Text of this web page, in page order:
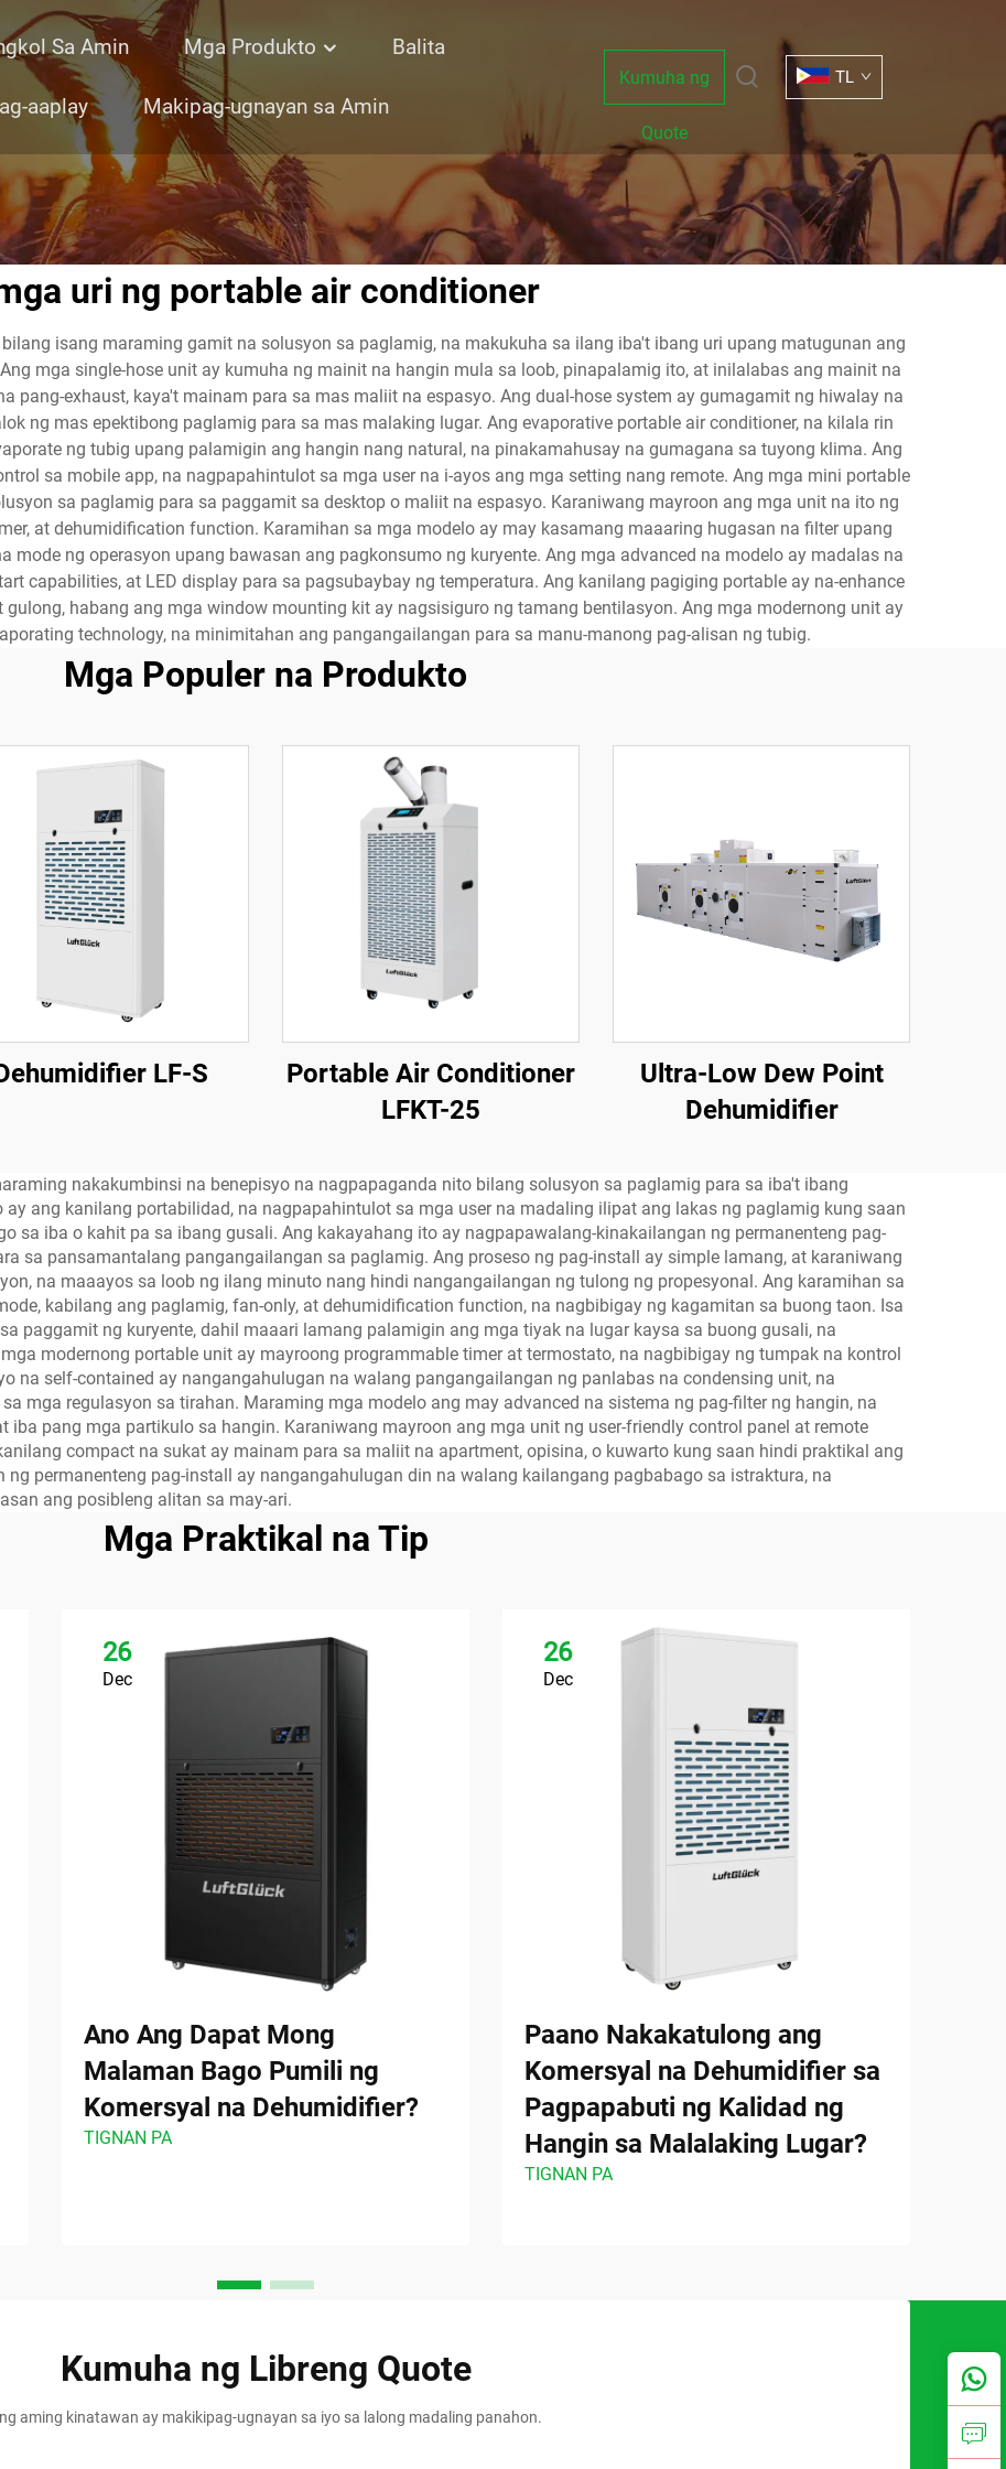
Sa Amin Mga Produkto Balita
aaplay Makipag-ugnayan sa Amin
Kumuha ng
Quote
TL
uri ng portable air conditioner
isang maraming gamit na solusyon sa paglamig, na makukuha sa ilang iba't ibang uri upang matugunan ang
mga single-hose unit ay kumuha ng mainit na hangin mula sa loob, pinapalamig ito, at inilalabas ang mainit na
pang-exhaust, kaya't mainam para sa mas maliit na espasyo. Ang dual-hose system ay gumagamit ng hiwalay na
ng mas epektibong paglamig para sa mas malaking lugar. Ang evaporative portable air conditioner, na kilala rin
ng tubig upang palamigin ang hangin nang natural, na pinakamahusay na gumagana sa tuyong klima. Ang
sa mobile app, na nagpapahintulot sa mga user na i-ayos ang mga setting nang remote. Ang mga mini portable
sa paglamig para sa paggamit sa desktop o maliit na espasyo. Karaniwang mayroon ang mga unit na ito ng
at dehumidification function. Karamihan sa mga modelo ay may kasamang maaaring hugasan na filter upang
ng operasyon upang bawasan ang pagkonsumo ng kuryente. Ang mga advanced na modelo ay madalas na
capabilities, at LED display para sa pagsubaybay ng temperatura. Ang kanilang pagiging portable ay na-enhance
habang ang mga window mounting kit ay nagsisiguro ng tamang bentilasyon. Ang mga modernong unit ay
technology, na minimitahan ang pangangailangan para sa manu-manong pag-alisan ng tubig.
Mga Populer na Produkto
LF-S
Portable Air Conditioner
LFKT-25
Ultra-Low Dew Point
Dehumidifier
nakakumbinsi na benepisyo na nagpapaganda nito bilang solusyon sa paglamig para sa iba't ibang
ang kanilang portabilidad, na nagpapahintulot sa mga user na madaling ilipat ang lakas ng paglamig kung saan
sa iba o kahit pa sa ibang gusali. Ang kakayahang ito ay nagpapawalang-kinakailangan ng permanenteng pag-
sa pansamantalang pangangailangan sa paglamig. Ang proseso ng pag-install ay simple lamang, at karaniwang
na maaayos sa loob ng ilang minuto nang hindi nangangailangan ng tulong ng propesyonal. Ang karamihan sa
kabilang ang paglamig, fan-only, at dehumidification function, na nagbibigay ng kagamitan sa buong taon. Isa
paggamit ng kuryente, dahil maaari lamang palamigin ang mga tiyak na lugar kaysa sa buong gusali, na
modernong portable unit ay mayroong programmable timer at termostato, na nagbibigay ng tumpak na kontrol
na self-contained ay nangangahulugan na walang pangangailangan ng panlabas na condensing unit, na
mga regulasyon sa tirahan. Maraming mga modelo ang may advanced na sistema ng pag-filter ng hangin, na
iba pang mga partikulo sa hangin. Karaniwang mayroon ang mga unit ng user-friendly control panel at remote
compact na sukat ay mainam para sa maliit na apartment, opisina, o kuwarto kung saan hindi praktikal ang
permanenteng pag-install ay nangangahulugan din na walang kailangang pagbabago sa istraktura, na
ang posibleng alitan sa may-ari.
Mga Praktikal na Tip
26
Dec
Ano Ang Dapat Mong
Malaman Bago Pumili ng
Komersyal na Dehumidifier?
TIGNAN PA
26
Dec
Paano Nakakatulong ang
Komersyal na Dehumidifier sa
Pagpapabuti ng Kalidad ng
Hangin sa Malalaking Lugar?
TIGNAN PA
Kumuha ng Libreng Quote
aming kinatawan ay makikipag-ugnayan sa iyo sa lalong madaling panahon.